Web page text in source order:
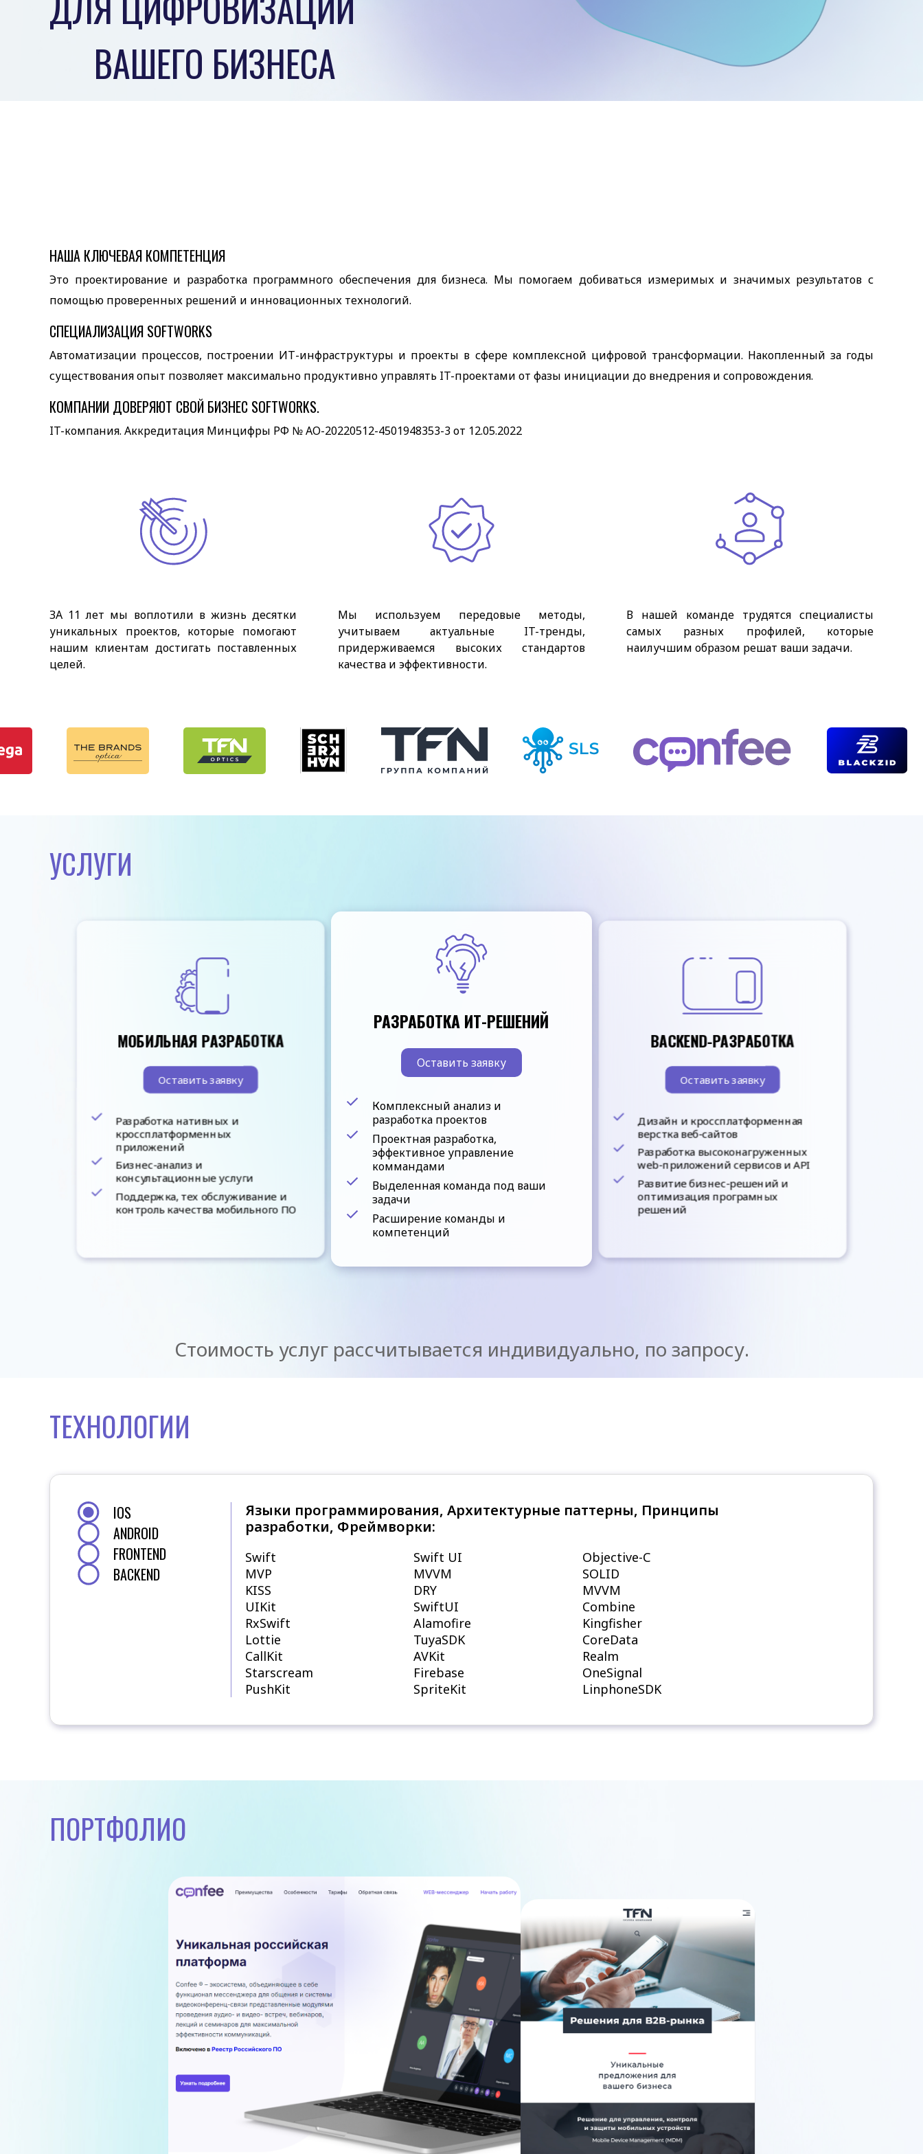
ВАШЕГО БИЗНЕСА
НАША КЛЮЧЕВАЯ КОМПЕТЕНЦИЯ
Это проектирование и разработка программного обеспечения для бизнеса. Мы помогаем добиваться измеримых и значимых результатов с
помощью проверенных решений и инновационных технологий.
СПЕЦИАЛИЗАЦИЯ SOFTWORKS
Автоматизации процессов, построении ИТ-инфраструктуры и проекты в сфере комплексной цифровой трансформации. Накопленный за годы
существования опыт позволяет максимально продуктивно управлять IT-проектами от фазы инициации до внедрения и сопровождения.
КОМПАНИИ ДОВЕРЯЮТ СВОЙ БИЗНЕС SOFTWORKS.
IT-компания. Аккредитация Минцифры РФ № АО-20220512-4501948353-3 от 12.05.2022
ЗА 11 лет мы воплотили в жизнь десятки
уникальных проектов, которые помогают
нашим клиентам достигать поставленных
целей.
Мы используем передовые методы,
учитываем актуальные IT-тренды,
придерживаемся высоких стандартов
качества и эффективности.
В нашей команде трудятся специалисты
самых разных профилей, которые
наилучшим образом решат ваши задачи.
УСЛУГИ
МОБИЛЬНАЯ РАЗРАБОТКА
Оставить заявку
Разработка нативных и
кроссплатформенных
приложений
Бизнес-анализ и
консультационные услуги
Поддержка, тех обслуживание и
контроль качества мобильного ПО
РАЗРАБОТКА ИТ-РЕШЕНИЙ
Оставить заявку
Комплексный анализ и
разработка проектов
Проектная разработка,
эффективное управление
коммандами
Выделенная команда под ваши
задачи
Расширение команды и
компетенций
BACKEND-РАЗРАБОТКА
Оставить заявку
Дизайн и кроссплатформенная
верстка веб-сайтов
Разработка высоконагруженных
web-приложений сервисов и API
Развитие бизнес-решений и
оптимизация програмных
решений
Стоимость услуг рассчитывается индивидуально, по запросу.
ТЕХНОЛОГИИ
IOS
ANDROID
FRONTEND
BACKEND
Языки программирования, Архитектурные паттерны, Принципы
разработки, Фреймворки:
Swift Swift UI
Objective-С
MVP
MVVM
SOLID
KISS
DRY
MVVM
UIKit
SwiftUI
Combine
RxSwift
Alamofire
Kingfisher
Lottie
TuyaSDK
CoreData
CallKit
AVKit
Realm
Starscream
Firebase
OneSignal
PushKit
SpriteKit LinphoneSDK
ПОРТФОЛИО